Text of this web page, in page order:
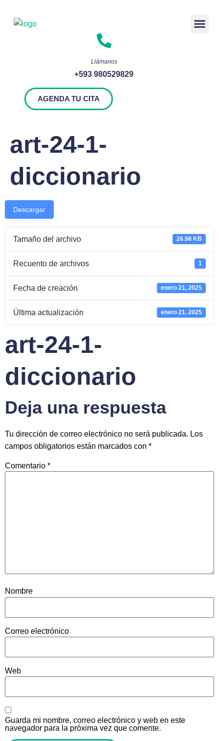
Llámanos
+593 980529829
AGENDA TU CITA
art-24-1-
diccionario
Descargar
Tamaño del archivo 26.98 KB
Recuento de archivos 1
Fecha de creación enero 21, 2025
Última actualización enero 21, 2025
art-24-1-
diccionario
Deja una respuesta
Tu dirección de correo electrónico no será publicada. Los
campos obligatorios están marcados con *
Comentario *
Nombre
Correo electrónico
Web
Guarda mi nombre, correo electrónico y web en este
navegador para la próxima vez que comente.